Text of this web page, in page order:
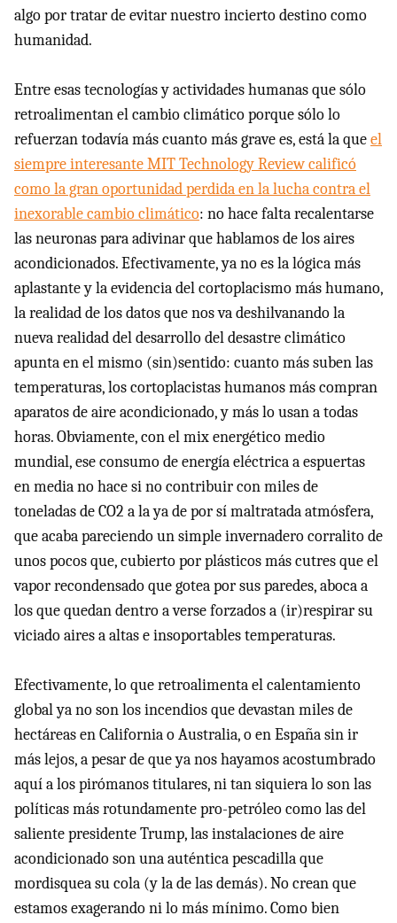
algo por tratar de evitar nuestro incierto destino como
humanidad.
Entre esas tecnologías y actividades humanas que sólo
retroalimentan el cambio climático porque sólo lo
refuerzan todavía más cuanto más grave es, está la queel
siempre interesante MIT Technology Review calificó
como la gran oportunidad perdida en la lucha contra el
inexorable cambio climático: no hace falta recalentarse
las neuronas para adivinar que hablamos de los aires
acondicionados. Efectivamente, ya no es la lógica más
aplastante y la evidencia del cortoplacismo más humano,
la realidad de los datos que nos va deshilvanando la
nueva realidad del desarrollo del desastre climático
apunta en el mismo (sin)sentido: cuanto más suben las
temperaturas, los cortoplacistas humanos más compran
aparatos de aire acondicionado, y más lo usan a todas
horas. Obviamente, con el mix energético medio
mundial, ese consumo de energía eléctrica a espuertas
en media no hace si no contribuir con miles de
toneladas de CO2 a la ya de por sí maltratada atmósfera,
que acaba pareciendo un simple invernadero corralito de
unos pocos que, cubierto por plásticos más cutres que el
vapor recondensado que gotea por sus paredes, aboca a
los que quedan dentro a verse forzados a (ir)respirar su
viciado aires a altas e insoportables temperaturas.
Efectivamente, lo que retroalimenta el calentamiento
global ya no son los incendios que devastan miles de
hectáreas en California o Australia, o en España sin ir
más lejos, a pesar de que ya nos hayamos acostumbrado
aquí a los pirómanos titulares, ni tan siquiera lo son las
políticas más rotundamente pro-petróleo como las del
saliente presidente Trump, las instalaciones de aire
acondicionado son una auténtica pescadilla que
mordisquea su cola (y la de las demás). No crean que
estamos exagerando ni lo más mínimo. Como bien